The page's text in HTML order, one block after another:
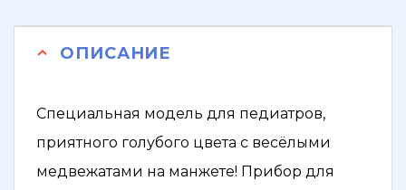
ОПИСАНИЕ
Специальная модель для педиатров,
приятного голубого цвета с весёлыми
медвежатами на манжете! Прибор для